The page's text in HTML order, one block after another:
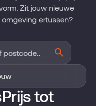
Zit jouw nieuwe
ertussen?
Prijs tot